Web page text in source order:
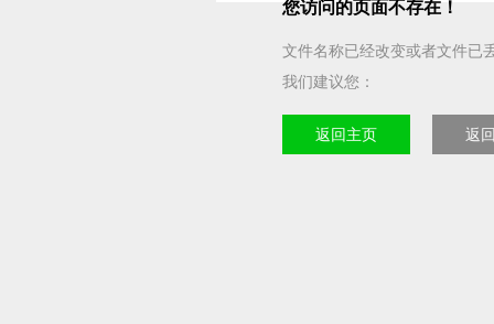
您访问的页面不存在！
文件名称已经改变或者文件已
我们建议您：
返回主页 返